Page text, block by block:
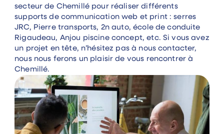
secteur de Chemillé pour réaliser différents
supports de communication web et print : serres
JRC, Pierre transports, 2n auto, école de conduite
Rigaudeau, Anjou piscine concept, etc. Si vous avez
un projet en tête, n’hésitez pas à nous contacter,
nous nous ferons un plaisir de vous rencontrer à
Chemillé.